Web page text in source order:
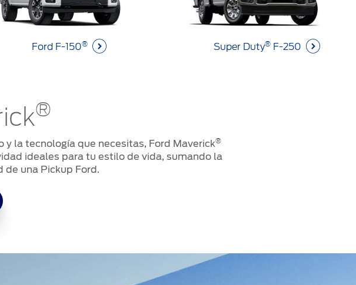
Ford F-150® Super Duty®F-250
®
la tecnología que necesitas, Ford Maverick®
ideales para tu estilo de vida, sumando la
una Pickup Ford.